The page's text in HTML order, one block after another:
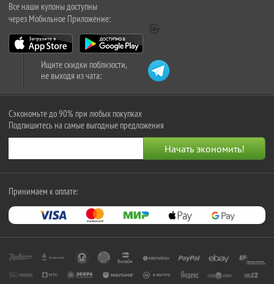
Все наши купоны доступны
через Мобильное Приложение:
Ищите скидки поблизости,
не выходя из чата:
Сэкономьте до 90% при любых покупках
Подпишитесь на самые выгодные предложения
Принимаем к оплате: